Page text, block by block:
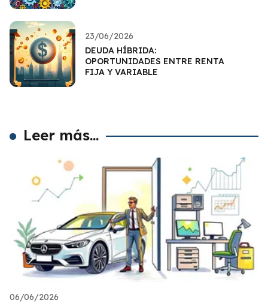
23/06/2026
DEUDA HÍBRIDA:
OPORTUNIDADES ENTRE RENTA
FIJA Y VARIABLE
Leer más...
06/06/2026